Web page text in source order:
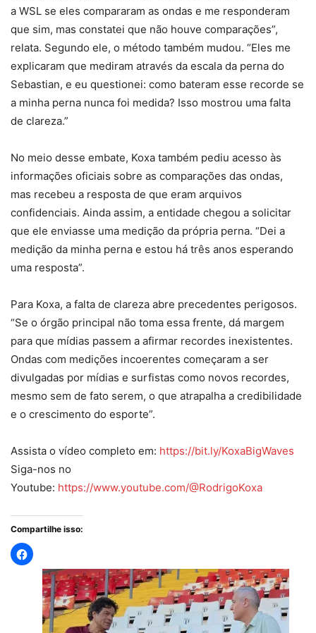
a WSL se eles compararam as ondas e me responderam
que sim, mas constatei que não houve comparações”,
relata. Segundo ele, o método também mudou. “Eles me
explicaram que mediram através da escala da perna do
Sebastian, e eu questionei: como bateram esse recorde se
a minha perna nunca foi medida? Isso mostrou uma falta
de clareza.”
No meio desse embate, Koxa também pediu acesso às
informações oficiais sobre as comparações das ondas,
mas recebeu a resposta de que eram arquivos
confidenciais. Ainda assim, a entidade chegou a solicitar
que ele enviasse uma medição da própria perna. “Dei a
medição da minha perna e estou há três anos esperando
uma resposta”.
Para Koxa, a falta de clareza abre precedentes perigosos.
“Se o órgão principal não toma essa frente, dá margem
para que mídias passem a afirmar recordes inexistentes.
Ondas com medições incoerentes começaram a ser
divulgadas por mídias e surfistas como novos recordes,
mesmo sem de fato serem, o que atrapalha a credibilidade
e o crescimento do esporte”.
Assista o vídeo completo em: https://bit.ly/KoxaBigWaves
Siga-nos no
Youtube: https://www.youtube.com/@RodrigoKoxa
Compartilhe isso: